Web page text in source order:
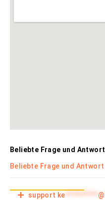
Beliebte Frage und Antwort
Beliebte Frage und Antwort
support ke @